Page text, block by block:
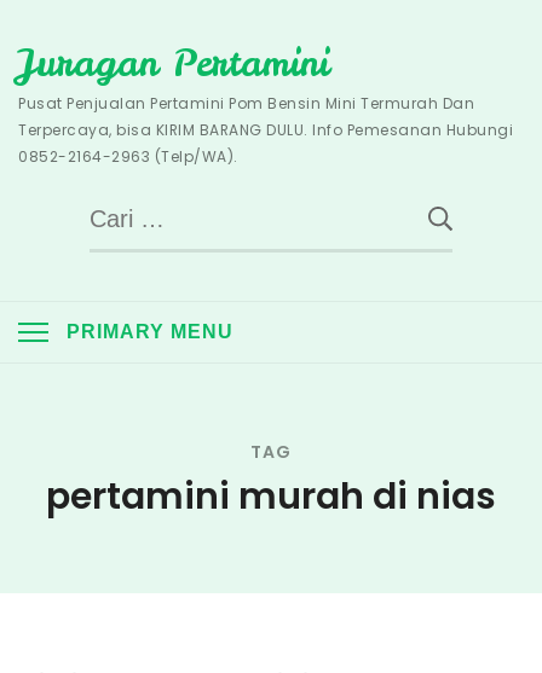
to
content
Juragan Pertamini
Pusat Penjualan Pertamini Pom Bensin Mini Termurah Dan
Terpercaya, bisa KIRIM BARANG DULU. Info Pemesanan Hubungi
0852-2164-2963 (Telp/WA).
Cari
untuk:
PRIMARY MENU
TAG
pertamini murah di nias